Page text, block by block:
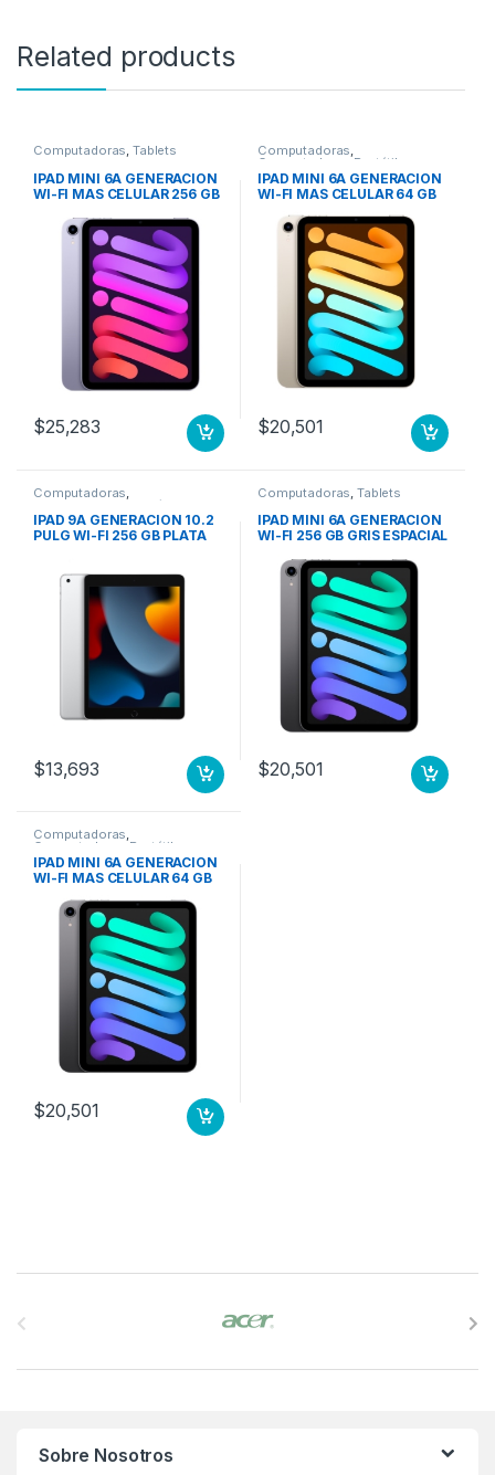
Related products
Computadoras,Tablets
IPAD MINI 6A GENERACION
WI-FI MAS CELULAR 256 GB
$25,283
Computadoras,
Computadoras Portátiles
IPAD MINI 6A GENERACION
WI-FI MAS CELULAR 64 GB
$20,501
Computadoras,
Computadoras Portátiles
IPAD 9A GENERACION 10.2
PULG WI-FI 256 GB PLATA
$13,693
Computadoras,Tablets
IPAD MINI 6A GENERACION
WI-FI 256 GB GRIS ESPACIAL
$20,501
Computadoras,
Computadoras Portátiles
IPAD MINI 6A GENERACION
WI-FI MAS CELULAR 64 GB
$20,501
Sobre Nosotros